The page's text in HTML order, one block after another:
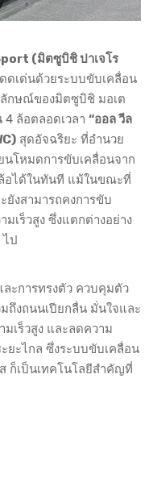
(มิตซูบิชิ ปาเจโร
ดเด่นด้วยระบบขับเคลื่อน
ลักษณ์ของมิตซูบิชิ มอเต
ล้อตลอดเวลา “ออล วีล
สุดอัจฉริยะ ที่อำนวย
นโหมดการขับเคลื่อนจาก
อได้ในทันที แม้ในขณะที่
ยังสามารถคงการขับ
เร็วสูง ซึ่งแตกต่างอย่าง
ป
ละการทรงตัว ควบคุมตัว
ถึงถนนเปียกลื่น มั่นใจและ
เร็วสูง และลดความ
ยะไกล ซึ่งระบบขับเคลื่อน
ก็เป็นเทคโนโลยีสำคัญที่